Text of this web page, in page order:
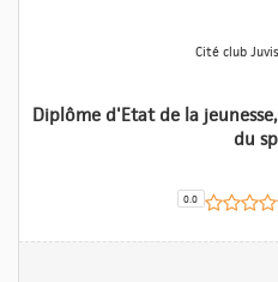
Cité club
Diplôme d'Etat de la
du
0.0